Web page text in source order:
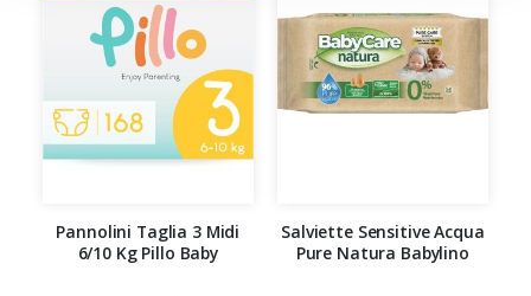
Pannolini Taglia 3 Midi
6/10 Kg Pillo Baby
Salviette Sensitive Acqua
Pure Natura Babylino